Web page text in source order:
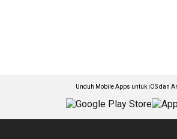
Unduh Mobile Apps untuk iOS dan